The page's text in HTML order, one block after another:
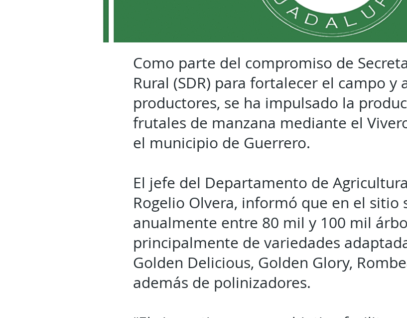
Como parte del compromiso de
Rural (SDR) para fortalecer el campo y
productores, se ha impulsado la
frutales de manzana mediante el
el municipio de Guerrero.
El jefe del Departamento de
Rogelio Olvera, informó que en el sitio
anualmente entre 80 mil y 100 mil
principalmente de variedades
Golden Delicious, Golden Glory,
además de polinizadores.